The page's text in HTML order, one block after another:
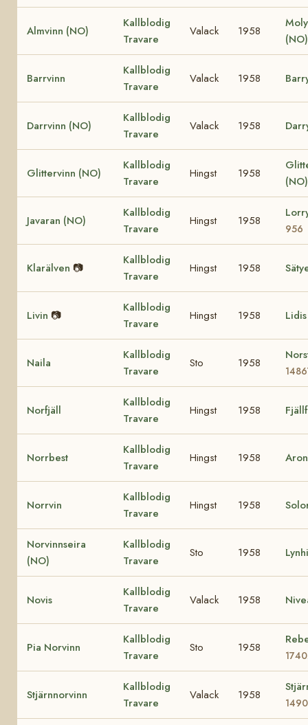
Almvinn (NO)
Kallblodig
Travare
Valack 1958
(NO)
Barrvinn
Kallblodig
Travare
Valack 1958
Darrvinn (NO)
Kallblodig
Travare
Valack 1958
Glittervinn (NO)
Kallblodig
Travare
Hingst 1958
(NO)
Javaran (NO)
Kallblodig
Travare
Hingst 1958
956
Klarälven 📷
Kallblodig
Travare
Hingst 1958
Livin 📷
Kallblodig
Travare
Hingst 1958
Naila
Kallblodig
Travare
Sto 1958
Norfjäll
Kallblodig
Travare
Hingst 1958
Norrbest
Kallblodig
Travare
Hingst 1958
Norrvin
Kallblodig
Travare
Hingst 1958
Norvinnseira
(NO)
Kallblodig
Travare
Sto 1958
Novis
Kallblodig
Travare
Valack 1958
Pia Norvinn
Kallblodig
Travare
Sto 1958
Stjärnnorvinn
Kallblodig
Travare
Valack 1958